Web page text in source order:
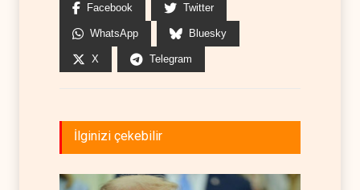
Facebook Twitter
WhatsApp Bluesky
X Telegram
İlginizi çekebilir